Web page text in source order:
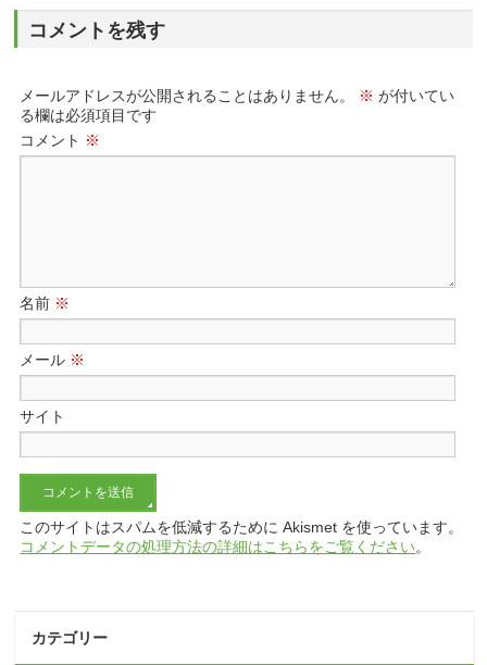
コメントを残す
メールアドレスが公開されることはありません。 ※ が付いてい
る欄は必須項目です
コメント ※
名前 ※
メール ※
サイト
このサイトはスパムを低減するために Akismet を使っています。
コメントデータの処理方法の詳細はこちらをご覧ください。
カテゴリー